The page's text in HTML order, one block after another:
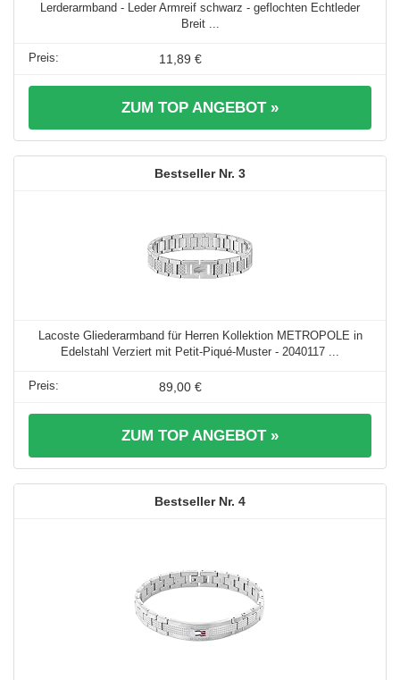
Lerderarmband - Leder Armreif schwarz - geflochten Echtleder
Breit ...
11,89 €
ZUM TOP ANGEBOT »
3
Lacoste Gliederarmband für Herren Kollektion METROPOLE in
Edelstahl Verziert mit Petit-Piqué-Muster - 2040117 ...
89,00 €
ZUM TOP ANGEBOT »
4